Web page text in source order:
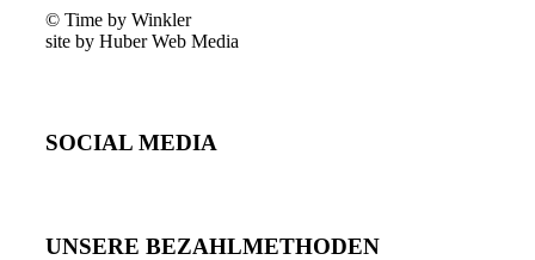
© Time by Winkler
site by Huber Web Media
SOCIAL MEDIA
UNSERE BEZAHLMETHODEN